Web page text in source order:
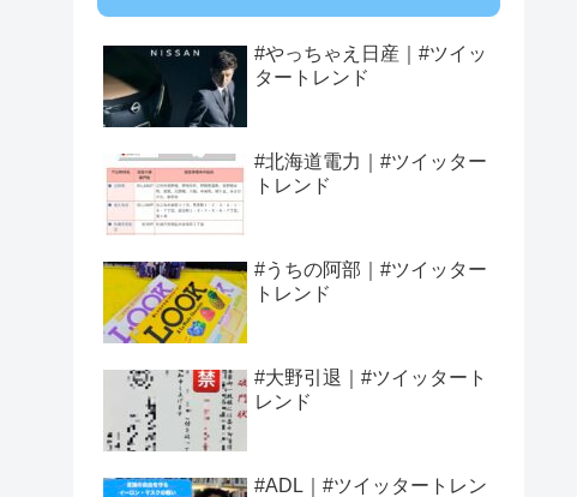
#やっちゃえ日産｜#ツイッ
タートレンド
#北海道電力｜#ツイッター
トレンド
#うちの阿部｜#ツイッター
トレンド
#大野引退｜#ツイッタート
レンド
#ADL｜#ツイッタートレン